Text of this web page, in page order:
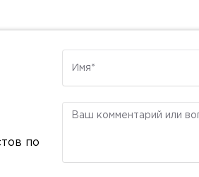
по
Комментарий